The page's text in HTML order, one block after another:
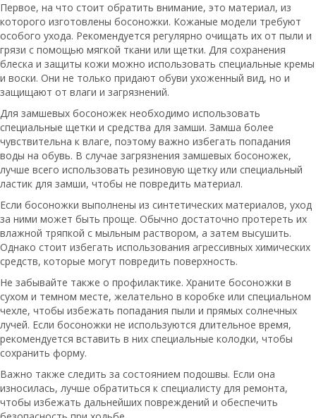
Первое, на что стоит обратить внимание, это материал, из
которого изготовлены босоножки. Кожаные модели требуют
особого ухода. Рекомендуется регулярно очищать их от пыли и
грязи с помощью мягкой ткани или щетки. Для сохранения
блеска и защиты кожи можно использовать специальные кремы
и воски. Они не только придают обуви ухоженный вид, но и
защищают от влаги и загрязнений.
Для замшевых босоножек необходимо использовать
специальные щетки и средства для замши. Замша более
чувствительна к влаге, поэтому важно избегать попадания
воды на обувь. В случае загрязнения замшевых босоножек,
лучше всего использовать резиновую щетку или специальный
ластик для замши, чтобы не повредить материал.
Если босоножки выполнены из синтетических материалов, уход
за ними может быть проще. Обычно достаточно протереть их
влажной тряпкой с мыльным раствором, а затем высушить.
Однако стоит избегать использования агрессивных химических
средств, которые могут повредить поверхность.
Не забывайте также о профилактике. Храните босоножки в
сухом и темном месте, желательно в коробке или специальном
чехле, чтобы избежать попадания пыли и прямых солнечных
лучей. Если босоножки не используются длительное время,
рекомендуется вставить в них специальные колодки, чтобы
сохранить форму.
Важно также следить за состоянием подошвы. Если она
износилась, лучше обратиться к специалисту для ремонта,
чтобы избежать дальнейших повреждений и обеспечить